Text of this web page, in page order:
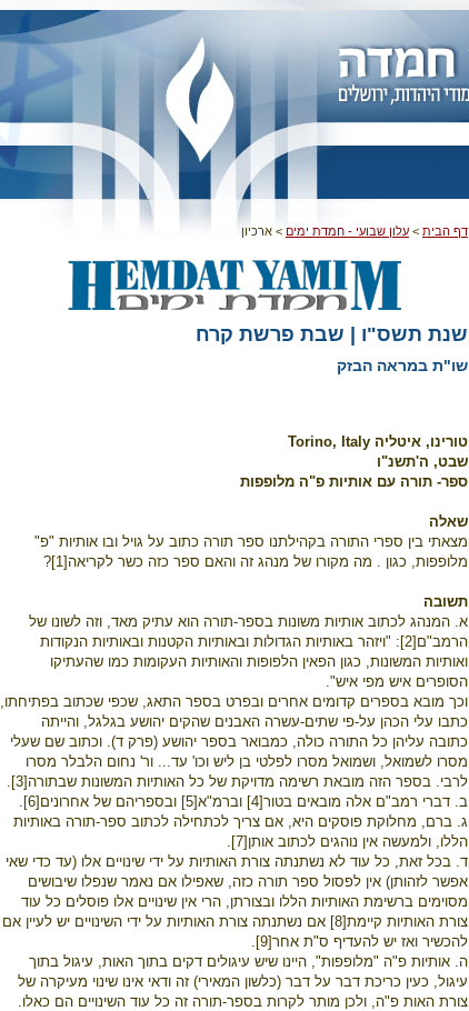
דף הבית > עלון שבועי - חמדת ימים > ארכיון
שנת תשס"ו | שבת פרשת קרח
שו"ת במראה הבזק
טורינו, איטליה Torino, Italy
שבט, ה'תשנ"ו
ספר- תורה עם אותיות פ"ה מלופפות
שאלה
מצאתי בין ספרי התורה בקהילתנו ספר תורה כתוב על גויל ובו אותיות "פ"
מלופפות, כגון . מה מקורו של מנהג זה והאם ספר כזה כשר לקריאה[1]?
תשובה
א. המנהג לכתוב אותיות משונות בספר-תורה הוא עתיק מאד, וזה לשונו של
הרמב"ם[2]: "ויזהר באותיות הגדולות ובאותיות הקטנות ובאותיות הנקודות
ואותיות המשונות, כגון הפאין הלפופות והאותיות העקומות כמו שהעתיקו
הסופרים איש מפי איש".
וכך מובא בספרים קדומים אחרים ובפרט בספר התאג, שכפי שכתוב בפתיחתו,
כתבו עלי הכהן על-פי שתים-עשרה האבנים שהקים יהושע בגלגל, והייתה
כתובה עליהן כל התורה כולה, כמבואר בספר יהושע (פרק ד). וכתוב שם שעלי
מסרו לשמואל, ושמואל מסרו לפלטי בן ליש וכו' עד... ור' נחום הלבלר מסרו
לרבי. בספר הזה מובאת רשימה מדויקת של כל האותיות המשונות שבתורה[3].
ב. דברי רמב"ם אלה מובאים בטור[4] וברמ"א[5] ובספריהם של אחרונים[6].
ג. ברם, מחלוקת פוסקים היא, אם צריך לכתחילה לכתוב ספר-תורה באותיות
הללו, ולמעשה אין נוהגים לכתוב אותן[7].
ד. בכל זאת, כל עוד לא נשתנתה צורת האותיות על ידי שינויים אלו (עד כדי שאי
אפשר לזהותן) אין לפסול ספר תורה כזה, שאפילו אם נאמר שנפלו שיבושים
מסוימים ברשימת האותיות הללו ובצורתן, הרי אין שינויים אלו פוסלים כל עוד
צורת האותיות קיימת[8] אם נשתנתה צורת האותיות על ידי השינויים יש לעיין אם
להכשיר ואז יש להעדיף ס"ת אחר[9].
ה. אותיות פ"ה "מלופפות", היינו שיש עיגולים דקים בתוך האות, עיגול בתוך
עיגול, כעין כריכת דבר על דבר (כלשון המאירי) זה ודאי אינו שינוי מעיקרה של
צורת האות פ"ה, ולכן מותר לקרות בספר-תורה זה כל עוד השינויים הם כאלו.